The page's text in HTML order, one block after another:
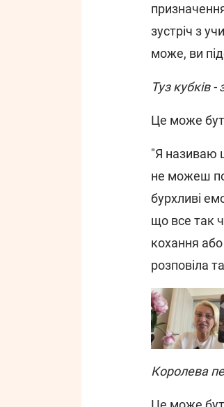
зустріч з
може, ви
Туз кубків
Це може
"Я називаю
не можеш
бурхливі
що все так
кохання
розповіла
Королева